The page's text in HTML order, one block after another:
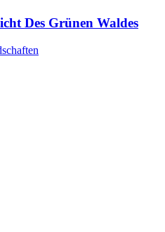
Des Grünen Waldes